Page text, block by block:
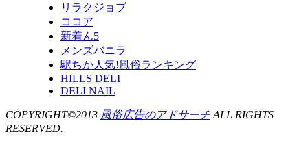
リラクジョブ
ココア
新着ん5
メンズバニラ
駅ちか人気!風俗ランキング
HILLS DELI
DELI NAIL
COPYRIGHT©2013 風俗広告のアドサーチALL RIGHTS
RESERVED.